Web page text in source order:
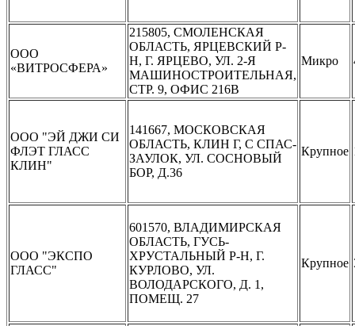
ООО
«ВИТРОСФЕРА»
215805, СМОЛЕНСКАЯ
ОБЛАСТЬ, ЯРЦЕВСКИЙ Р-
Н, Г. ЯРЦЕВО, УЛ. 2-Я
МАШИНОСТРОИТЕЛЬНАЯ,
СТР. 9, ОФИС 216В
Микро
ООО "ЭЙ ДЖИ СИ
ФЛЭТ ГЛАСС
КЛИН"
141667, МОСКОВСКАЯ
ОБЛАСТЬ, КЛИН Г, С СПАС-
ЗАУЛОК, УЛ. СОСНОВЫЙ
БОР, Д.36
Крупное
ООО "ЭКСПО
ГЛАСС"
601570, ВЛАДИМИРСКАЯ
ОБЛАСТЬ, ГУСЬ-
ХРУСТАЛЬНЫЙ Р-Н, Г.
КУРЛОВО, УЛ.
ВОЛОДАРСКОГО, Д. 1,
ПОМЕЩ. 27
Крупное